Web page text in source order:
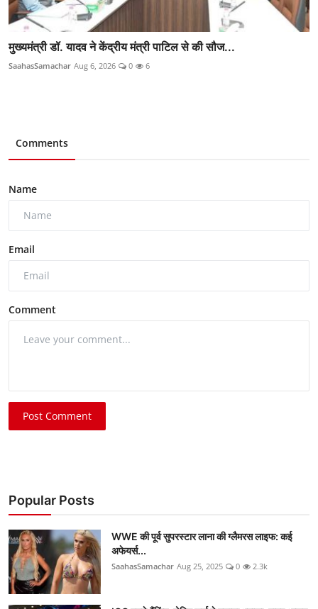
मुख्यमंत्री डॉ. यादव ने केंद्रीय मंत्री पाटिल से की सौज...
SaahasSamachar Aug 6, 2026 0 6
Comments
Name
Email
Comment
Post Comment
Popular Posts
WWE की पूर्व सुपरस्टार लाना की ग्लैमरस लाइफ: कई
अफेयर्स...
SaahasSamachar Aug 25, 2025 0 2.3k